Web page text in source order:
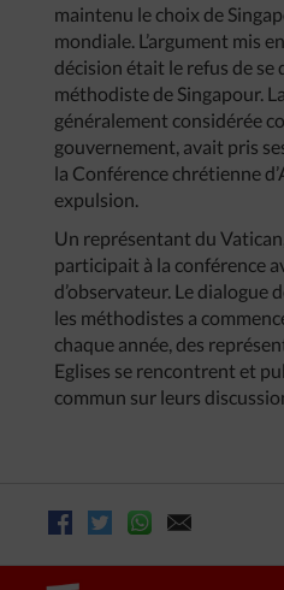
maintenu le choix de
mondiale. L’argument mis
décision était le refus de se
méthodiste de Singapour.
généralement considérée
gouvernement, avait pris
la Conférence chrétienne
expulsion.
Un représentant du
participait à la conférence
d’observateur. Le dialogue
les méthodistes a
chaque année, des
Eglises se rencontrent et
commun sur leurs